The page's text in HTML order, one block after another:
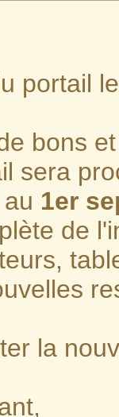
portail
bons
sera
1er
de
la